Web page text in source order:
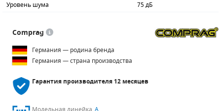
Уровень шума
75 дБ
Comprag
Германия — родина бренда
Германия — страна производства
Гарантия производителя12 месяцев